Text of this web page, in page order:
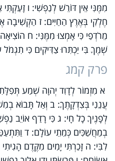
מִמֶּנִּי אֵין דּוֹרֵשׁ לְנַפְשִׁי: ו
חֶלְקִי בְּאֶרֶץ הַחַיִּים: ז הַקְשִׁיבָה
מֵרֹדְפַי כִּי אָמְצוּ מִמֶּנִּי: ח
שְׁמֶךָ בִּי יַכְתִּרוּ צַדִּיקִים כִּי תִגְמֹל
פרק קמג
א מִזְמוֹר לְדָוִד יְהוָה שְׁמַע
עֲנֵנִי בְּצִדְקָתֶךָ: ב וְאַל תָּבוֹא
לְפָנֶיךָ כָל חָי: ג כִּי רָדַף אוֹיֵב
בְמַחֲשַׁכִּים כְּמֵתֵי עוֹלָם: ד
לִבִּי: ה זָכַרְתִּי יָמִים מִקֶּדֶם